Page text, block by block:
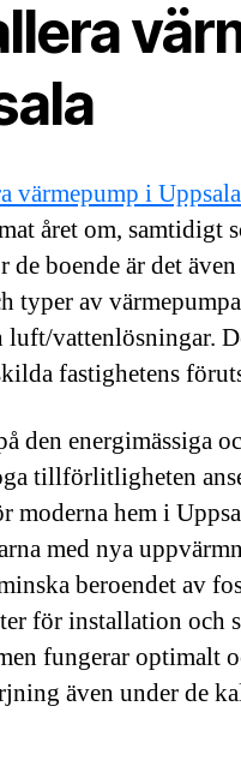
värmepump i Uppsala
året om, samtidigt
de boende är det
typer av
vattenlösningar.
fastighetens
den energimässiga
tillförlitligheten
moderna hem i
med nya
beroendet av
för installation och
fungerar optimalt
även under de